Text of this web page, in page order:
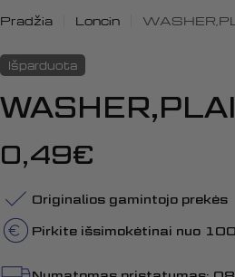
Pradžia Loncin
Išparduota
Įprasta
kaina
0,49€
Originalios gamintojo prekės
Pirkite išsimokėtinai nuo